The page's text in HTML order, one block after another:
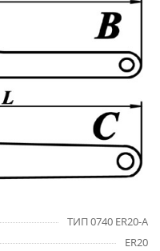
ТИП 0740 ER20-A
ER20